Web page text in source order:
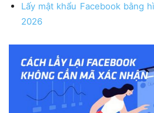
Lấy mật khẩu Facebook bằng
2026